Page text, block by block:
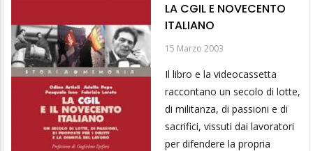
LA CGIL E NOVECENTO
ITALIANO
15 Marzo 2003
Il libro e la videocassetta
raccontano un secolo di lotte,
di militanza, di passioni e di
sacrifici, vissuti dai lavoratori
per difendere la propria